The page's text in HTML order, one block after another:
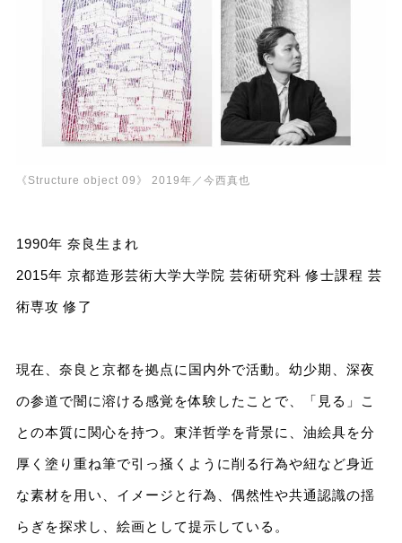
《Structure object 09》 2019年／今西真也
1990年 奈良生まれ
2015年 京都造形芸術大学大学院 芸術研究科 修士課程 芸
術専攻 修了
現在、奈良と京都を拠点に国内外で活動。幼少期、深夜
の参道で闇に溶ける感覚を体験したことで、「見る」こ
との本質に関心を持つ。東洋哲学を背景に、油絵具を分
厚く塗り重ね筆で引っ掻くように削る行為や紐など身近
な素材を用い、イメージと行為、偶然性や共通認識の揺
らぎを探求し、絵画として提示している。